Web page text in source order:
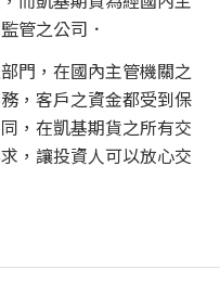
管之公司．
門，在國內主管機關之
，客戶之資金都受到保
，在凱基期貨之所有交
，讓投資人可以放心交